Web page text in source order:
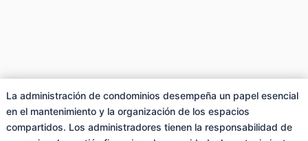
La administración de condominios desempeña un papel esencial
en el mantenimiento y la organización de los espacios
compartidos. Los administradores tienen la responsabilidad de